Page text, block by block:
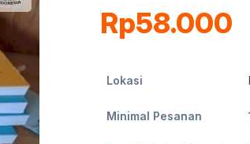
Rp58.000
Lokasi
Minimal Pesanan